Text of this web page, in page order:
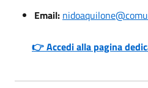
Email:
👉 Accedi alla pagina